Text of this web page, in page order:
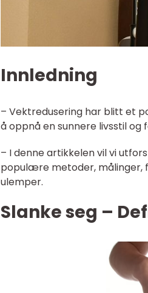
Innledning
– Vektredusering har blitt et
å oppnå en sunnere livsstil
– I denne artikkelen vil vi
populære metoder, målinger,
ulemper.
Slanke seg –